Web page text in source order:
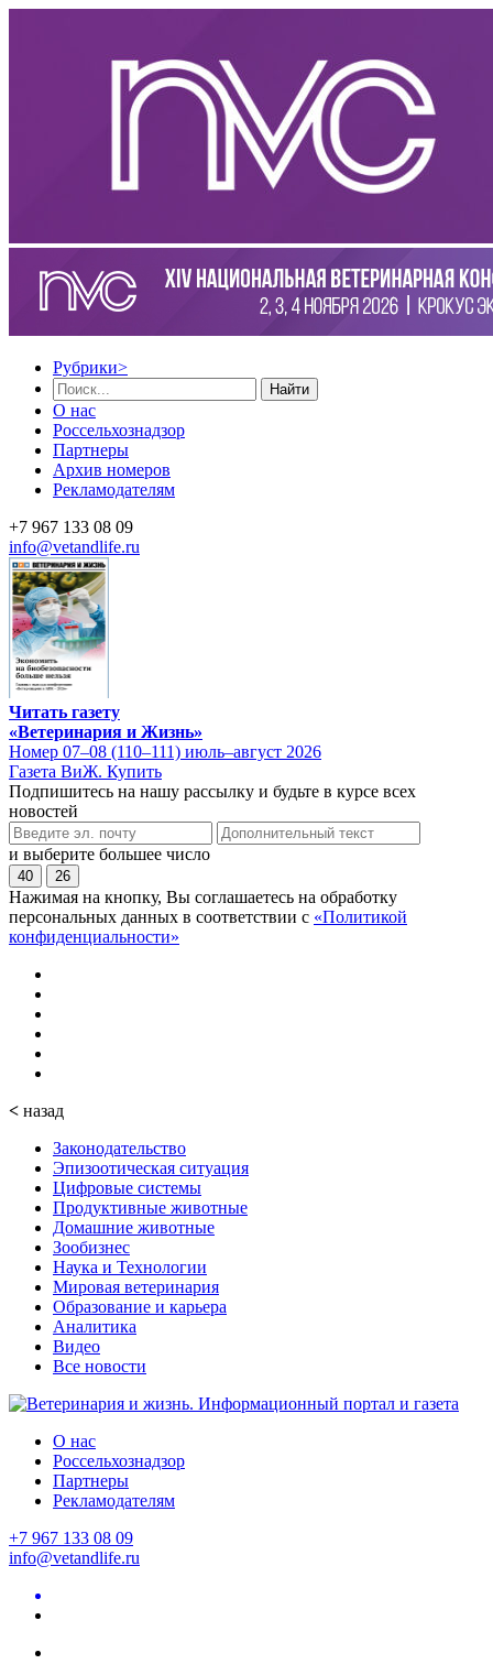
Рубрики>
Найти
О нас
Россельхознадзор
Партнеры
Архив номеров
Рекламодателям
+7 967 133 08 09
info@vetandlife.ru
Читать газету
«Ветеринария и Жизнь»
Номер 07–08 (110–111) июль–август 2026
Газета ВиЖ. Купить
Подпишитесь на нашу рассылку и будьте в курсе всех
новостей
и выберите большее число
40 26
Нажимая на кнопку, Вы соглашаетесь на обработку
персональных данных в соответствии с «Политикой
конфиденциальности»
< назад
Законодательство
Эпизоотическая ситуация
Цифровые системы
Продуктивные животные
Домашние животные
Зообизнес
Наука и Технологии
Мировая ветеринария
Образование и карьера
Аналитика
Видео
Все новости
О нас
Россельхознадзор
Партнеры
Рекламодателям
+7 967 133 08 09
info@vetandlife.ru